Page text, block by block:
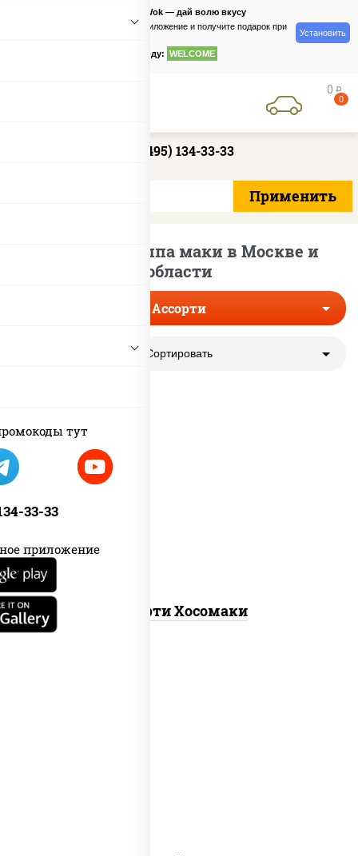
тут
33-33
приложение
PizzaSushiWok — дай волю вкусу
Скачайте приложение и получите подарок при
по промокоду: WELCOME
Установить
0 руб
0
+7 (495) 134-33-33
Ассорти с Каппа маки в Москве и
области
Ассорти
Сортировать
унаги маки, сяке маки, эби маки,
Ассорти Хосомаки